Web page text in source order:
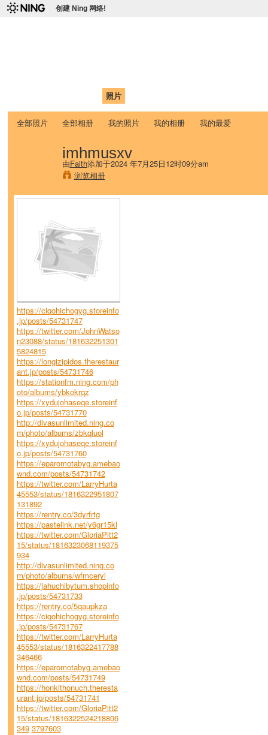
创建 Ning 网络!
照片
全部照片 全部相册 我的照片 我的相册 我的最爱
imhmusxv
由Faith添加于2024 年7月25日12时09分am
浏览相册
https://ciqohichogyg.storeinfo
.jp/posts/54731747
https://twitter.com/JohnWatso
n23088/status/181632251301
5824815
https://longizipidos.therestaur
ant.jp/posts/54731746
https://stationfm.ning.com/ph
oto/albums/ybkokrqz
https://xydujohaseqe.storeinf
o.jp/posts/54731770
http://divasunlimited.ning.co
m/photo/albums/zbkqluol
https://xydujohaseqe.storeinf
o.jp/posts/54731760
https://eparomotabyg.amebao
wnd.com/posts/54731742
https://twitter.com/LarryHurta
45553/status/1816322951807
131892
https://rentry.co/3dyrfrtg
https://pastelink.net/y6gr15kl
https://twitter.com/GloriaPitt2
15/status/1816323068119375
934
http://divasunlimited.ning.co
m/photo/albums/wfmceryi
https://jahuchibytum.shopinfo
.jp/posts/54731733
https://rentry.co/5qaupkza
https://ciqohichogyg.storeinfo
.jp/posts/54731767
https://twitter.com/LarryHurta
45553/status/1816322417788
346466
https://eparomotabyg.amebao
wnd.com/posts/54731749
https://honkithonuch.theresta
urant.jp/posts/54731741
https://twitter.com/GloriaPitt2
15/status/1816322524218806
349 3797603